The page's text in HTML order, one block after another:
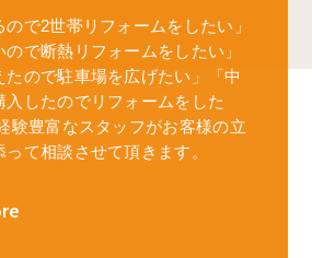
ので2世帯リフォームをしたい」
ので断熱リフォームをしたい」
たので駐車場を広げたい」
「中
入したのでリフォームをした
験豊富なスタッフがお客様の立
て相談させて頂きます。